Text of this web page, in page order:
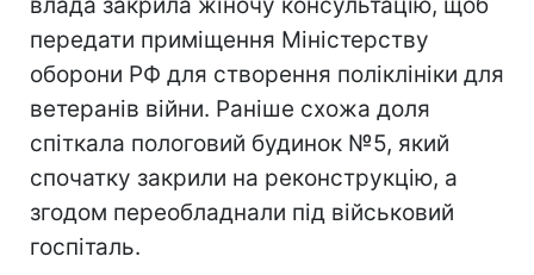
передати приміщення Міністерству
оборони РФ для створення поліклініки для
ветеранів війни. Раніше схожа доля
спіткала пологовий будинок №5, який
спочатку закрили на реконструкцію, а
згодом переобладнали під військовий
госпіталь.